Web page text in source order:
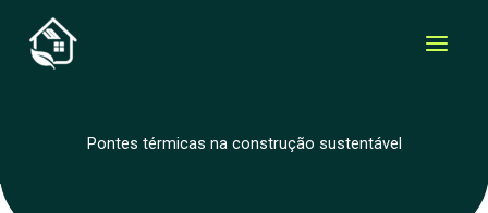
para
Pontes térmicas na construção sustentável